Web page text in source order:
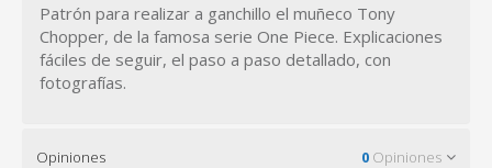
Patrón para realizar a ganchillo el muñeco Tony
Chopper, de la famosa serie One Piece. Explicaciones
fáciles de seguir, el paso a paso detallado, con
fotografías.
Opiniones 0 Opiniones